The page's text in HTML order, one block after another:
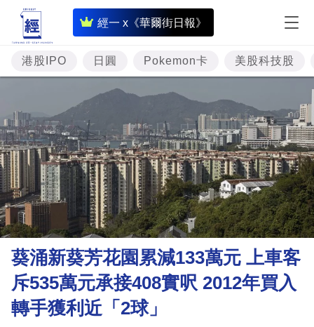
經一 x《華爾街日報》
即
時
財
經
專
題
投
資
樓
市
理
財
商
業
港股IPO 日圓 Pokemon卡 美股科技股
葵涌新葵芳花園累減133萬元 上車客
斥535萬元承接408實呎 2012年買入
轉手獲利近「2球」